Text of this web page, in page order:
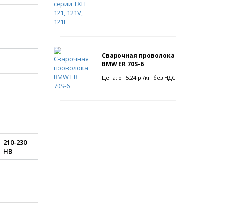
210-230
HB
Сварочная проволока
BMW ER 70S-6
Цена: от 5.24 р./кг. без НДС